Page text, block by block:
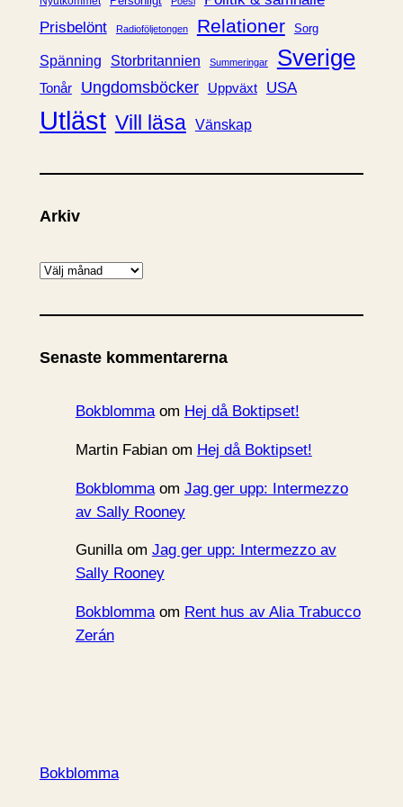
Prisbelönt
Radioföljetongen Relationer Sorg
Spänning Storbritannien Summeringar Sverige
Tonår Ungdomsböcker Uppväxt USA
Utläst Vill läsa Vänskap
Arkiv
A
k
v
Senaste kommentarerna
Bokblommaom Hej då Boktipset!
Martin Fabianom Hej då Boktipset!
Bokblommaom Jag ger upp: Intermezzo
av Sally Rooney
Gunillaom Jag ger upp: Intermezzo av
Sally Rooney
Bokblommaom Rent hus av Alia Trabucco
Zerán
Bokblomma